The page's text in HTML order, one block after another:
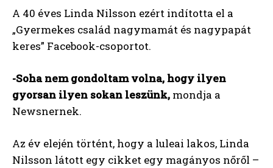
A 40 éves Linda Nilsson ezért indította el a
„Gyermekes család nagymamát és nagypapát
keres” Facebook-csoportot.
-Soha nem gondoltam volna, hogy ilyen
gyorsan ilyen sokan leszünk, mondja a
Newsnernek.
Az év elején történt, hogy a luleai lakos, Linda
Nilsson látott egy cikket egy magányos nőről –